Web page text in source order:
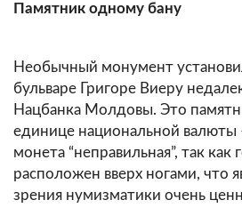
Памятник одному бану
Необычный монумент
бульваре Григоре Виеру
Нацбанка Молдовы. Это
единице национальной валюты
монета “неправильная”, так как
расположен вверх ногами, что
зрения нумизматики очень